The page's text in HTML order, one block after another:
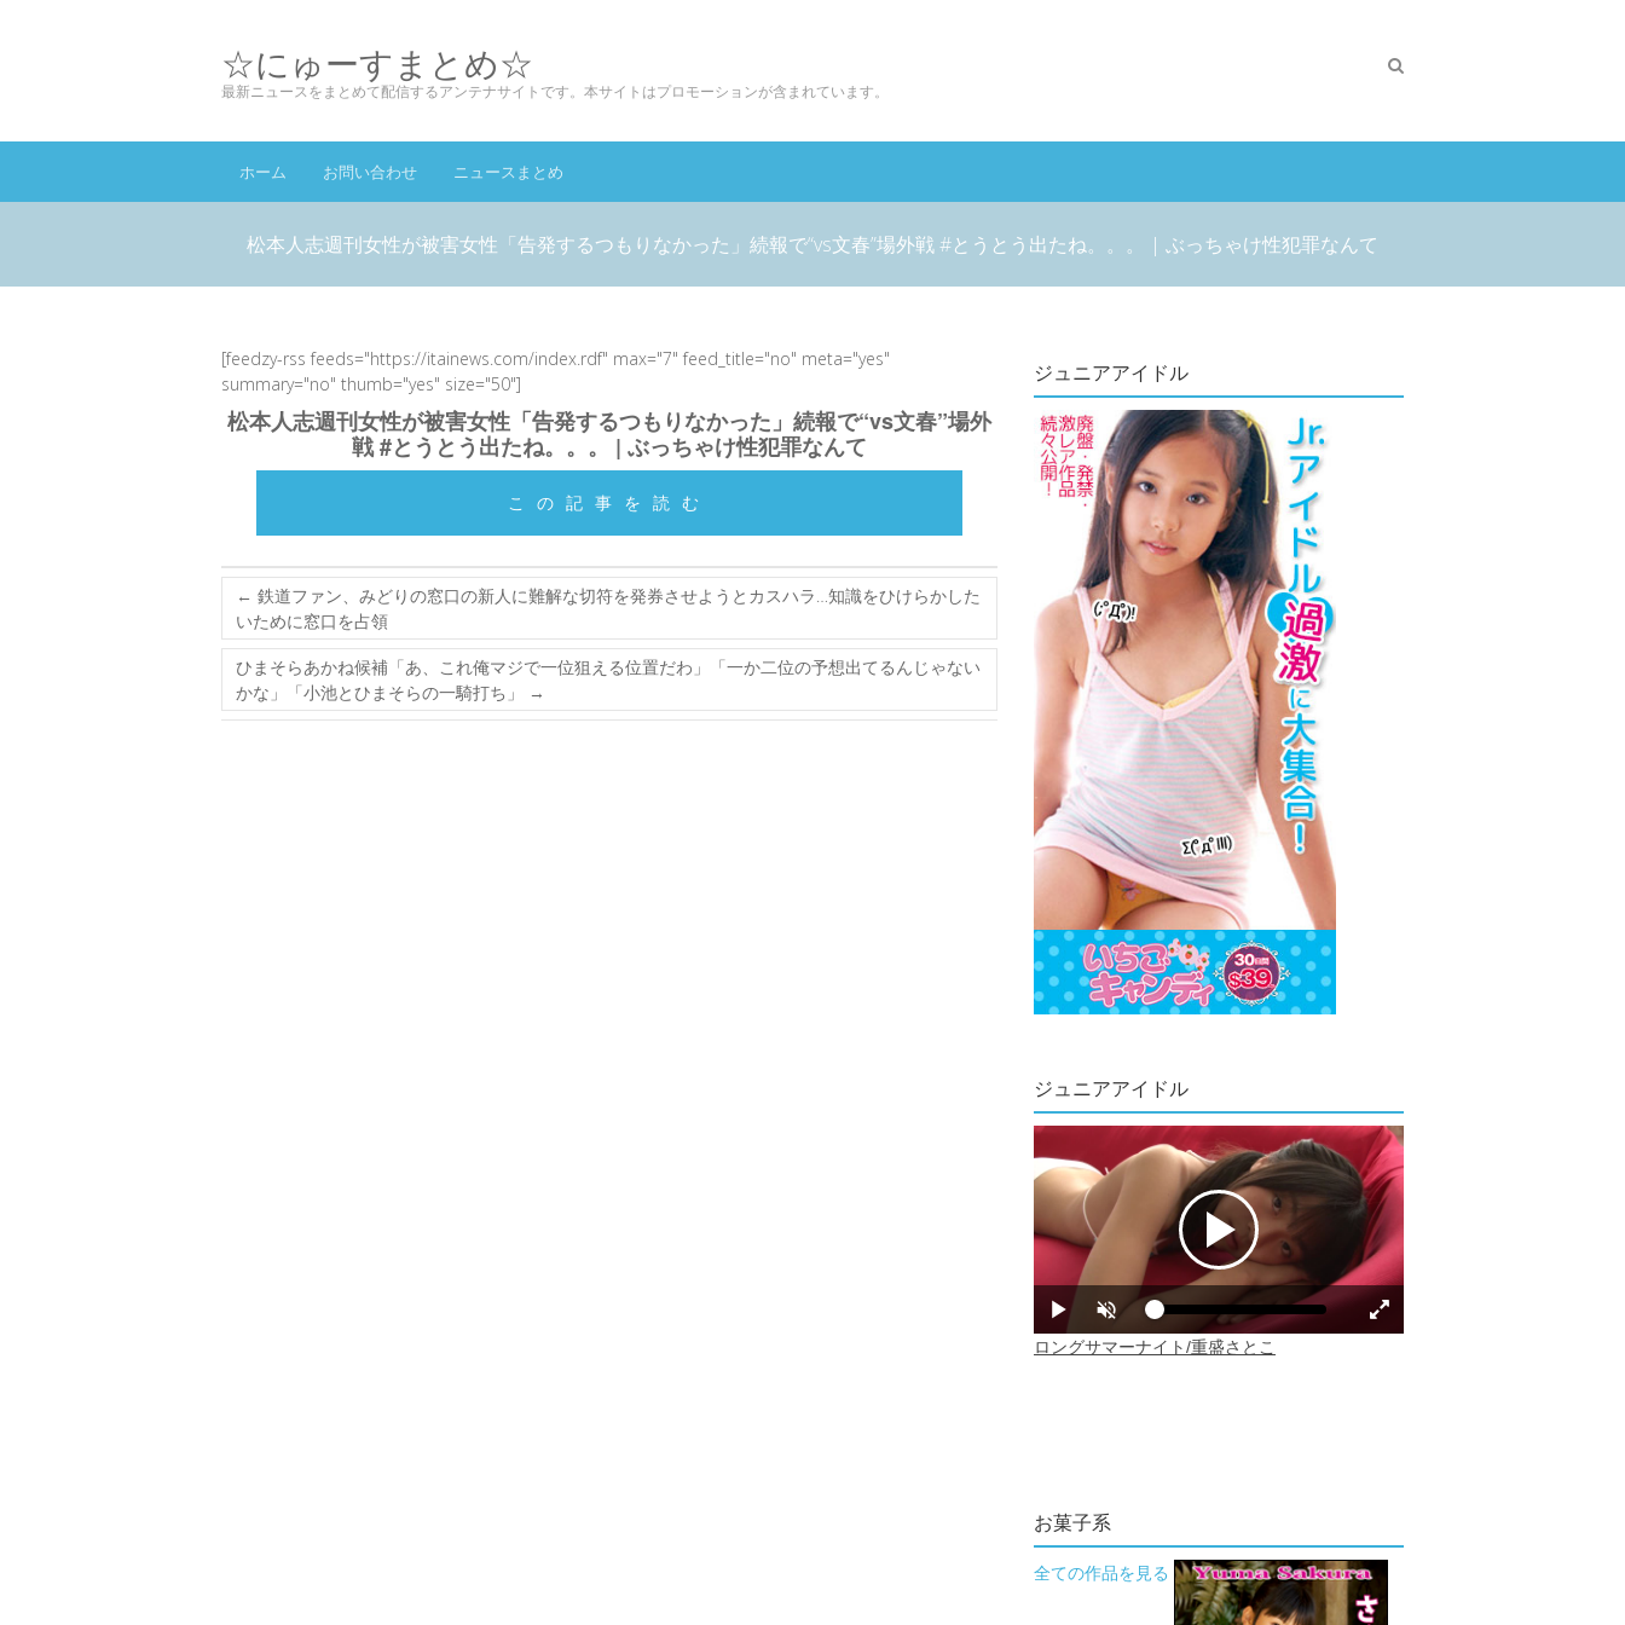
☆にゅーすまとめ☆
最新ニュースをまとめて配信するアンテナサイトです。本サイトはプロモーションが含まれています。
ホーム お問い合わせ ニュースまとめ
松本人志週刊女性が被害女性「告発するつもりなかった」続報で“vs文春”場外戦 #とうとう出たね。。。 | ぶっちゃけ性犯罪なんて
[feedzy-rss feeds="https://itainews.com/index.rdf" max="7" feed_title="no" meta="yes"
summary="no" thumb="yes" size="50"]
松本人志週刊女性が被害女性「告発するつもりなかった」続報で“vs文春”場外
戦 #とうとう出たね。。。 | ぶっちゃけ性犯罪なんて
この記事を読む
← 鉄道ファン、みどりの窓口の新人に難解な切符を発券させようとカスハラ…知識をひけらかした
いために窓口を占領
ひまそらあかね候補「あ、これ俺マジで一位狙える位置だわ」「一か二位の予想出てるんじゃない
かな」「小池とひまそらの一騎打ち」
→
ジュニアアイドル
ジュニアアイドル
お菓子系
全ての作品を見る